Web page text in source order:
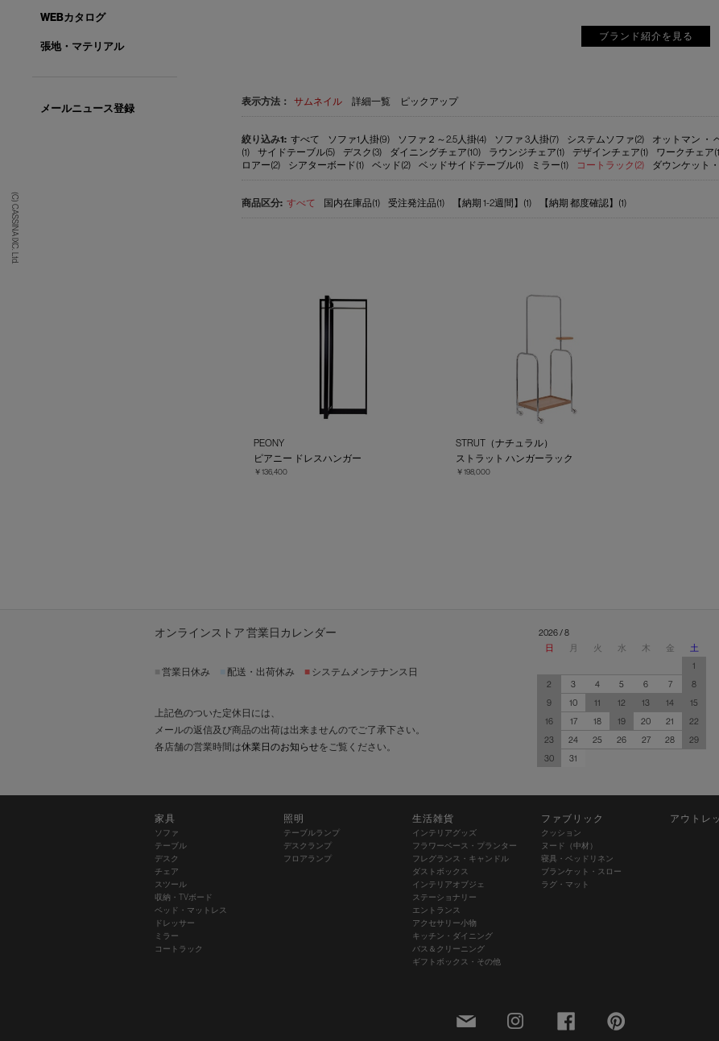
(C) CASSINA IXC. Ltd.
ブランド紹介を見る
表示方法： サムネイル 詳細一覧 ピックアップ
すべて ソファ1人掛(9) ソファ２～2.5人掛(4) ソファ 3人掛(7) システムソファ(2) オットマン ・
(1)
サイドテーブル(5) デスク(3) ダイニングチェア(10) ラウンジチェア(1) デザインチェア(1) ワークチェア
ロアー(2)
シアターボード(1) ベッド(2) ベッドサイドテーブル(1) ミラー(1) コートラック(2) ダウンケット
すべて 国内在庫品(1) 受注発注品(1) 【納期 1-2週間】(1) 【納期 都度確認】(1)
PEONY
ピアニー ドレスハンガー
￥136,400
STRUT（ナチュラル）
ストラット ハンガーラック
￥198,000
WEBカタログ
張地・マテリアル
メールニュース登録
オンラインストア 営業日カレンダー
営業日休み 配送・出荷休み ■ システムメンテナンス日
上記色のついた定休日には、
メールの返信及び商品の出荷は出来ませんのでご了承下さい。
各店舗の営業時間は休業日のお知らせをご覧ください。
2026 / 8
日
月 火 水 木 金
土
1
2
3 4 5 6 7
8
9
10 11 12 13 14
15
16
17 18 19 20 21
22
23
24 25 26 27 28
29
30
31
家具
ソファ
テーブル
デスク
チェア
スツール
収納・TVボード
ベッド・マットレス
ドレッサー
ミラー
コートラック
照明
テーブルランプ
デスクランプ
フロアランプ
生活雑貨
インテリアグッズ
フラワーベース・プランター
フレグランス・キャンドル
ダストボックス
インテリアオブジェ
ステーショナリー
エントランス
アクセサリー小物
キッチン・ダイニング
バス＆クリーニング
ギフトボックス・その他
ファブリック
クッション
ヌード（中材）
寝具・ベッドリネン
ブランケット・スロー
ラグ・マット
アウトレ